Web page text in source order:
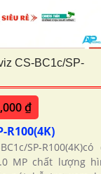
CS-BC1c/SP-
₫
R100(4K)
SP-R100(4K)có
MP chất lượng